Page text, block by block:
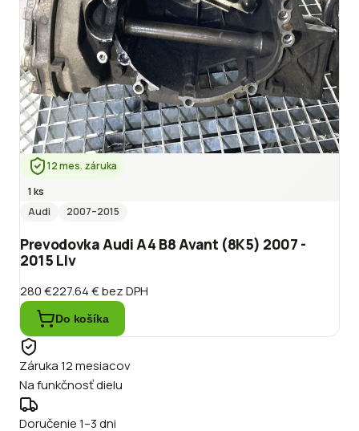
12 mes. záruka
1 ks
Audi
2007–2015
Prevodovka Audi A4 B8 Avant (8K5) 2007 -
2015 Llv
280 €227.64 €bez DPH
Do košíka
Záruka 12 mesiacov
Na funkčnosť dielu
Doručenie 1–3 dni